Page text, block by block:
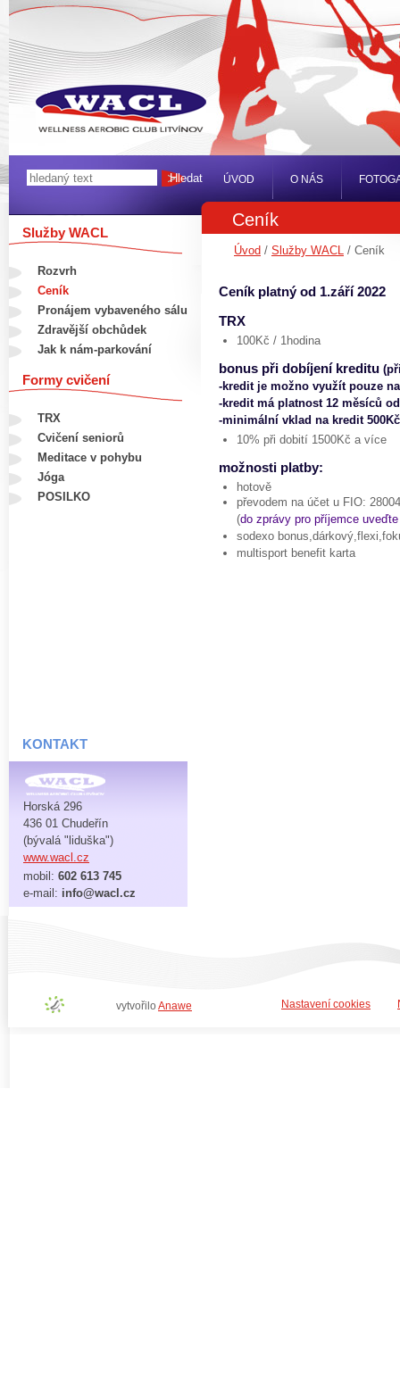
ÚVOD O NÁS
Služby WACL
Rozvrh
Ceník
Pronájem vybaveného sálu
Zdravější obchůdek
Jak k nám-parkování
Formy cvičení
TRX
Cvičení seniorů
Meditace v pohybu
Jóga
POSILKO
KONTAKT
Horská 296
436 01 Chudeřín
(bývalá "liduška")
www.wacl.cz
mobil: 602 613 745
e-mail: info@wacl.cz
Ceník
Úvod / Služby WACL / Ceník
Ceník platný od 1.září 2022
TRX
100Kč / 1hodina
bonus při dobíjení kreditu
-kredit je možno využít pouze
-kredit má platnost 12 měsíců
-minimální vklad na kredit 500Kč
10% při dobití 1500Kč a více
možnosti platby:
hotově
převodem na účet u FIO:
(do zprávy pro příjemce
sodexo
multisport benefit karta
vytvořilo Anawe Nastavení cookies